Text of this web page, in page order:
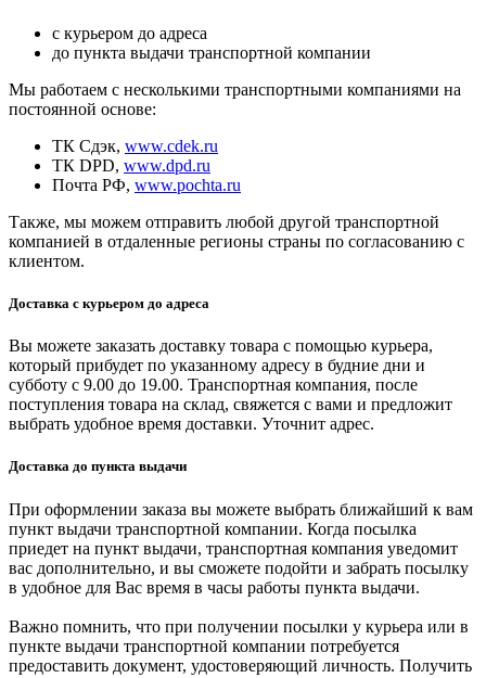
с курьером до адреса
до пункта выдачи транспортной компании
Мы работаем с несколькими транспортными компаниями на
постоянной основе:
ТК Сдэк, www.cdek.ru
ТК DPD, www.dpd.ru
Почта РФ, www.pochta.ru
Также, мы можем отправить любой другой транспортной
компанией в отдаленные регионы страны по согласованию с
клиентом.
Доставка с курьером до адреса
Вы можете заказать доставку товара с помощью курьера,
который прибудет по указанному адресу в будние дни и
субботу с 9.00 до 19.00. Транспортная компания, после
поступления товара на склад, свяжется с вами и предложит
выбрать удобное время доставки. Уточнит адрес.
Доставка до пункта выдачи
При оформлении заказа вы можете выбрать ближайший к вам
пункт выдачи транспортной компании. Когда посылка
приедет на пункт выдачи, транспортная компания уведомит
вас дополнительно, и вы сможете подойти и забрать посылку
в удобное для Вас время в часы работы пункта выдачи.
Важно помнить, что при получении посылки у курьера или в
пункте выдачи транспортной компании потребуется
предоставить документ, удостоверяющий личность. Получить